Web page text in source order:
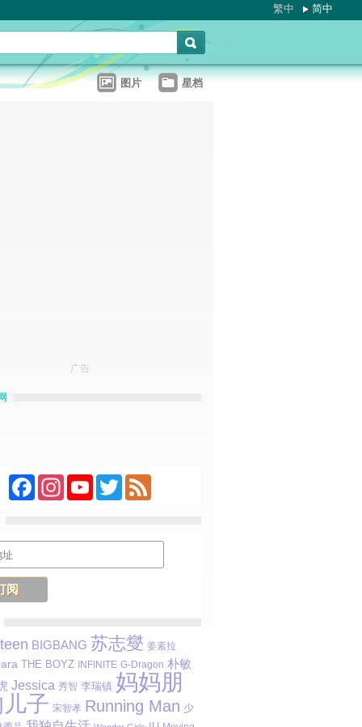
繁中 简中
图片 星档
广告
FacebookInstagramYouTubeTwitterFeed
BIGBANG 苏志燮 姜素拉
THE BOYZ INFINITE G-Dragon 朴敏
Jessica 秀智 李瑞镇 妈妈朋
子 宋智孝 Running Man 少